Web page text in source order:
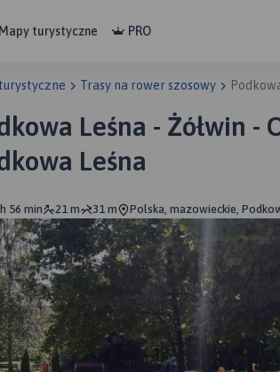
Mapy turystyczne PRO
Trasy na rower szosowy
Leśna - Żółwin -
Leśna
56 min 21 m 31 m Polska, mazowieckie,